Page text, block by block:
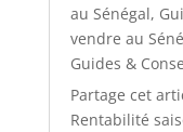
au Sénégal,
vendre au
Guides &
Partage cet
Rentabilité